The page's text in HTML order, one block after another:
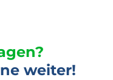
weiter!